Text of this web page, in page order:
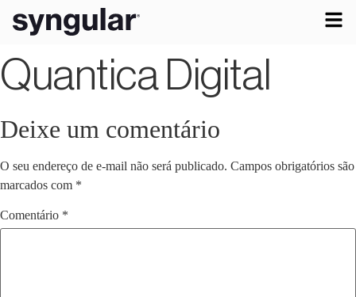
Quantica Digital
Deixe um comentário
O seu endereço de e-mail não será publicado. Campos obrigatórios são
marcados com *
Comentário *